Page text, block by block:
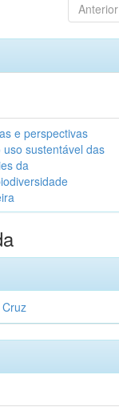
Anterior
e perspectivas
uso sustentável das
da